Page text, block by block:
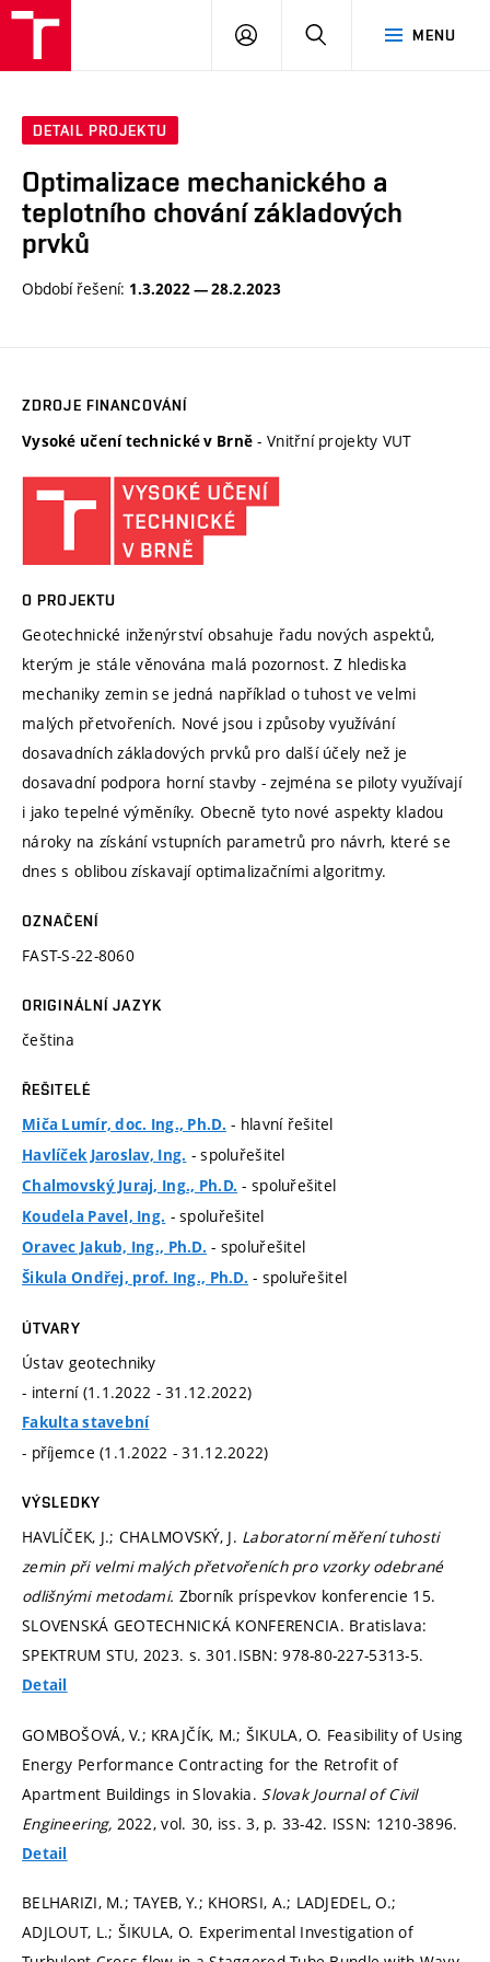
MENU
PŘIHLÁSIT
DETAIL PROJEKTU
Optimalizace mechanického a
teplotního chování základových
prvků
Období řešení: 1.3.2022 — 28.2.2023
ZDROJE FINANCOVÁNÍ
Vysoké učení technické v Brně - Vnitřní projekty VUT
O PROJEKTU
Geotechnické inženýrství obsahuje řadu nových aspektů,
kterým je stále věnována malá pozornost. Z hlediska
mechaniky zemin se jedná například o tuhost ve velmi
malých přetvořeních. Nové jsou i způsoby využívání
dosavadních základových prvků pro další účely než je
dosavadní podpora horní stavby - zejména se piloty využívají
i jako tepelné výměníky. Obecně tyto nové aspekty kladou
nároky na získání vstupních parametrů pro návrh, které se
dnes s oblibou získavají optimalizačními algoritmy.
OZNAČENÍ
FAST-S-22-8060
ORIGINÁLNÍ JAZYK
čeština
ŘEŠITELÉ
Miča Lumír, doc. Ing., Ph.D. - hlavní řešitel
Havlíček Jaroslav, Ing. - spoluřešitel
Chalmovský Juraj, Ing., Ph.D. - spoluřešitel
Koudela Pavel, Ing. - spoluřešitel
Oravec Jakub, Ing., Ph.D. - spoluřešitel
Šikula Ondřej, prof. Ing., Ph.D. - spoluřešitel
ÚTVARY
Ústav geotechniky
- interní (1.1.2022 - 31.12.2022)
Fakulta stavební
- příjemce (1.1.2022 - 31.12.2022)
VÝSLEDKY
HAVLÍČEK, J.; CHALMOVSKÝ, J. Laboratorní měření tuhosti
zemin při velmi malých přetvořeních pro vzorky odebrané
odlišnými metodami. Zborník príspevkov konferencie 15.
SLOVENSKÁ GEOTECHNICKÁ KONFERENCIA. Bratislava:
SPEKTRUM STU, 2023. s. 301.ISBN: 978-80-227-5313-5.
Detail
GOMBOŠOVÁ, V.; KRAJČÍK, M.; ŠIKULA, O. Feasibility of Using
Energy Performance Contracting for the Retrofit of
Apartment Buildings in Slovakia. Slovak Journal of Civil
Engineering, 2022, vol. 30, iss. 3, p. 33-42. ISSN: 1210-3896.
Detail
BELHARIZI, M.; TAYEB, Y.; KHORSI, A.; LADJEDEL, O.;
ADJLOUT, L.; ŠIKULA, O. Experimental Investigation of